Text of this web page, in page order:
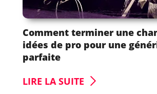
Comment terminer une
idées de pro pour une
parfaite
LIRE LA SUITE